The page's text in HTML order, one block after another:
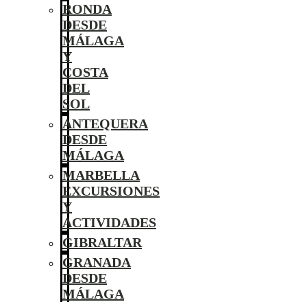
RONDA
DESDE
MÁLAGA
Y
COSTA
DEL
SOL
ANTEQUERA
DESDE
MÁLAGA
MARBELLA
EXCURSIONES
Y
ACTIVIDADES
GIBRALTAR
GRANADA
DESDE
MÁLAGA